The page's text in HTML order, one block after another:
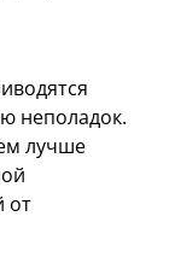
неполадок.
лучше
от